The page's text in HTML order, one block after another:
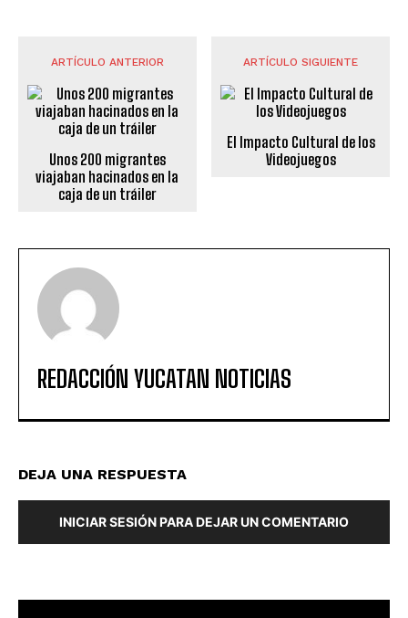
ARTÍCULO ANTERIOR
Unos 200 migrantes
viajaban hacinados en la
caja de un tráiler
ARTÍCULO SIGUIENTE
El Impacto Cultural de los
Videojuegos
REDACCIÓN YUCATAN NOTICIAS
DEJA UNA RESPUESTA
INICIAR SESIÓN PARA DEJAR UN COMENTARIO